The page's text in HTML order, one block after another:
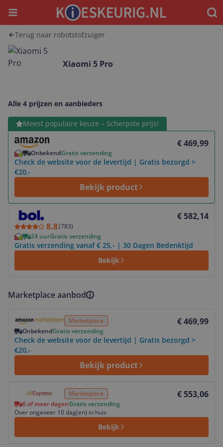
Menu
Terug naar robotstofzuiger
Xiaomi 5 Pro
Alle 4 prijzen en aanbieders
Meest populaire keuze – Scherpste prijs!
€ 469,99
OnbekendGratis verzending
Check de website voor de levertijd | Gratis bezorgd >
€20,-
Bekijk product
Bekijk product
8.8(783)
€ 582,14
24 uurGratis verzending
Gratis verzending vanaf € 25,- | 30 Dagen Bedenktijd
Bekijk
Bekijk product
Marketplace aanbod
Marketplace € 469,99
OnbekendGratis verzending
Check de website voor de levertijd | Gratis bezorgd >
€20,-
Bekijk product
Marketplace € 553,06
6 of meer dagenGratis verzending
Over ongeveer 10 dag(en) in huis
Bekijk